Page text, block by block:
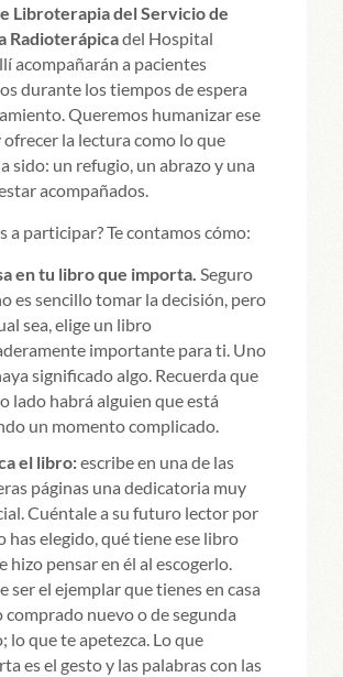
Libroterapia del Servicio de
Radioterápicadel Hospital
acompañarán a pacientes
durante los tiempos de espera
Queremos humanizar ese
la lectura como lo que
sido: un refugio, un abrazo y una
acompañados.
a participar? Te contamos cómo:
en tu libro que importa. Seguro
es sencillo tomar la decisión, pero
sea, elige un libro
importante para ti. Uno
significado algo. Recuerda que
lado habrá alguien que está
un momento complicado.
el libro:escribe en una de las
páginas una dedicatoria muy
Cuéntale a su futuro lector por
has elegido, qué tiene ese libro
hizo pensar en él al escogerlo.
ser el ejemplar que tienes en casa
comprado nuevo o de segunda
lo que te apetezca. Lo que
es el gesto y las palabras con las